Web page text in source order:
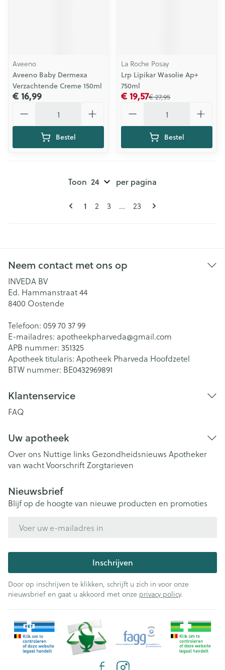
Aveeno
Aveeno Baby Dermexa
Verzachtende Creme 150ml
€ 16,99
Bestel
La Roche Posay
Lrp Lipikar Wasolie Ap+
750ml
€ 27,95
€ 19,57
Bestel
Pagina's
U lees momenteel pagina
1 Pagina
2 Pagina
3 ... Pagina
23
Toon per pagina
Neem contact met ons op
INVEDA BV
Ed. Hammanstraat 44
8400 Oostende
Telefoon: 059 70 37 99
E-mailadres: apotheekpharveda@gmail.com
APB nummer: 351325
Apotheek titularis: Apotheek Pharveda Hoofdzetel
BTW nummer: BE0432969891
Klantenservice
FAQ
Uw apotheek
Over ons Nuttige links Gezondheidsnieuws Apotheker
van wachtVoorschriftZorgtarieven
Nieuwsbrief
Blijf op de hoogte van nieuwe producten en promoties
Inschrijven
Door op inschrijven te klikken, schrijft u zich in voor onze
nieuwsbrief en gaat u akkoord met onze privacy policy.